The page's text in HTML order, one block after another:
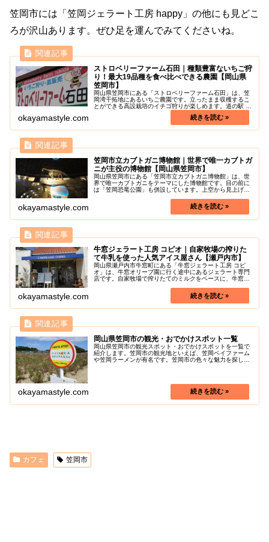
笠岡市には「笠岡ジェラート工房 happy」の他にも見どこ
ろが沢山あります。ぜひ足を運んでみてくださいね。
ストロベリーファーム石田｜種類豊富ないちご狩
り！最大19品種を食べ比べできる農園【岡山県
笠岡市】
岡山県笠岡市にある「ストロベリーファーム石田」は、笠
岡湾干拓地にあるいちご農園です。立ったまま収穫するこ
とができる高設栽培のイチゴ狩りが楽しめます。道の駅 笠
岡ベイファームも近いので、いちご狩りと菜の花畑の観光
okayamastyle.com
笠岡市立カブトガニ博物館｜世界で唯一カブトガ
ニが主役の博物館【岡山県笠岡市】
岡山県笠岡市にある「笠岡市立カブトガニ博物館」は、世
界で唯一カブトガニをテーマにした博物館です。目の前に
は「笠岡恐竜公園」も併設しています。上空から見上げる
カブトガニの内部の造りや成長の様...
okayamastyle.com
牛窓ジェラート工房 コピオ｜自家牧場の搾りた
て牛乳を使った人気アイス屋さん【瀬戸内市】
岡山県瀬戸内市牛窓町にある「牛窓ジェラート工房 コピ
オ」は、牛窓オリーブ園に行く途中にあるジェラート専門
店です。自家牧場で搾りたてのミルクをベースに、牛窓な
ェラートがいただけます。牛窓オリ...
okayamastyle.com
岡山県笠岡市の観光・おでかけスポット一覧
岡山県笠岡市の観光スポット・おでかけスポットを一覧で
紹介します。笠岡市の観光地といえば、笠岡ベイファーム
や笠岡ラーメンが有名です。笠岡市の色々な魅力を探しに
okayamastyle.com
カフェ 笠岡市